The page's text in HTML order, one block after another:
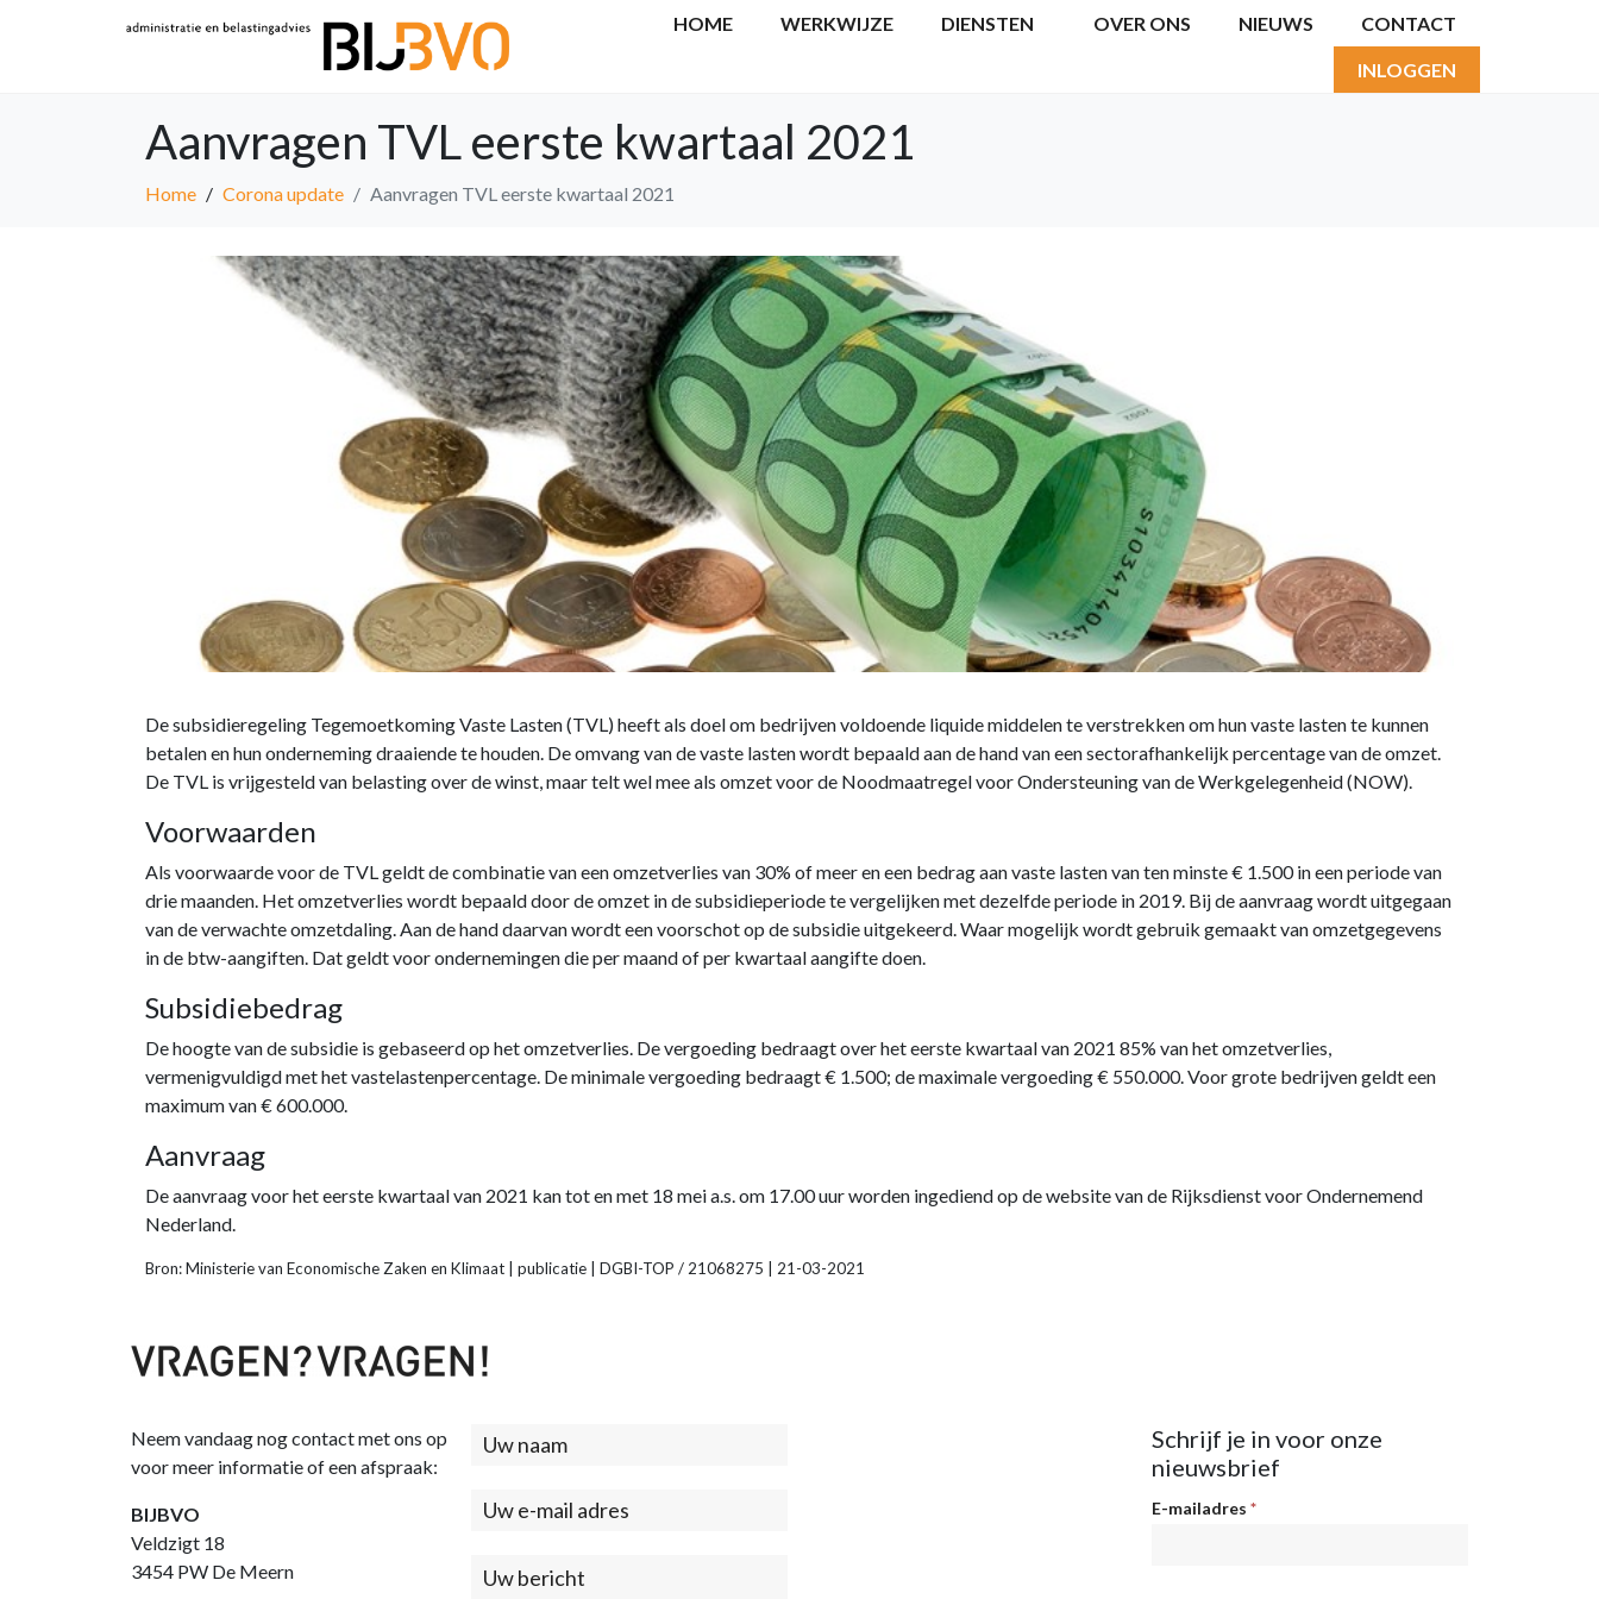
HOME WERKWIJZE DIENSTEN OVER ONS NIEUWS CONTACT
INLOGGEN
Aanvragen TVL eerste kwartaal 2021
Home Corona update Aanvragen TVL eerste kwartaal 2021
De subsidieregeling Tegemoetkoming Vaste Lasten (TVL) heeft als doel om bedrijven voldoende liquide middelen te verstrekken om hun vaste lasten te kunnen
betalen en hun onderneming draaiende te houden. De omvang van de vaste lasten wordt bepaald aan de hand van een sectorafhankelijk percentage van de omzet.
De TVL is vrijgesteld van belasting over de winst, maar telt wel mee als omzet voor de Noodmaatregel voor Ondersteuning van de Werkgelegenheid (NOW).
Voorwaarden
Als voorwaarde voor de TVL geldt de combinatie van een omzetverlies van 30% of meer en een bedrag aan vaste lasten van ten minste € 1.500 in een periode van
drie maanden. Het omzetverlies wordt bepaald door de omzet in de subsidieperiode te vergelijken met dezelfde periode in 2019. Bij de aanvraag wordt uitgegaan
van de verwachte omzetdaling. Aan de hand daarvan wordt een voorschot op de subsidie uitgekeerd. Waar mogelijk wordt gebruik gemaakt van omzetgegevens
in de btw-aangiften. Dat geldt voor ondernemingen die per maand of per kwartaal aangifte doen.
Subsidiebedrag
De hoogte van de subsidie is gebaseerd op het omzetverlies. De vergoeding bedraagt over het eerste kwartaal van 2021 85% van het omzetverlies,
vermenigvuldigd met het vastelastenpercentage. De minimale vergoeding bedraagt € 1.500; de maximale vergoeding € 550.000. Voor grote bedrijven geldt een
maximum van € 600.000.
Aanvraag
De aanvraag voor het eerste kwartaal van 2021 kan tot en met 18 mei a.s. om 17.00 uur worden ingediend op de website van de Rijksdienst voor Ondernemend
Nederland.
Bron: Ministerie van Economische Zaken en Klimaat | publicatie | DGBI-TOP / 21068275 | 21-03-2021
Neem vandaag nog contact met ons op
voor meer informatie of een afspraak:
BIJBVO
Veldzigt 18
3454 PW De Meern
Contact
Schrijf je in voor onze
nieuwsbrief
Nieuwsbrief
E-mailadres *